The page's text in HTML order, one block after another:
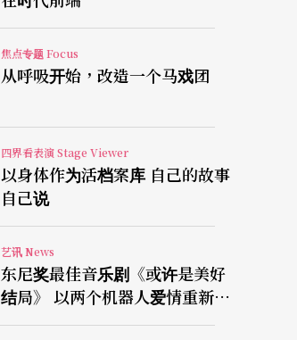
焦点专题 Focus
从呼吸开始，改造一个马戏团
四界看表演 Stage Viewer
以身体作为活档案库 自己的故事
自己说
艺讯 News
东尼奖最佳音乐剧《或许是美好
结局》 以两个机器人爱情重新凝
视有限人生